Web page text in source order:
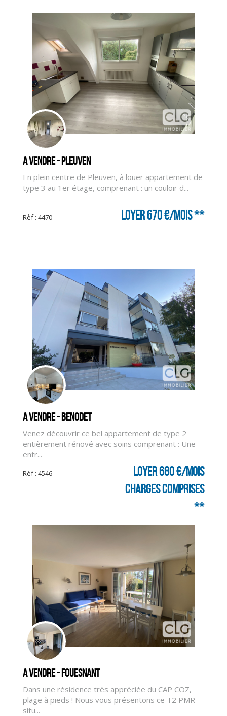
CLIQUER ICI POUR AGRANDIR
CLIQUER ICI POUR AGRANDIR
CLIQUER ICI POUR AGRANDIR
A vendre - PLEUVEN
En plein centre de Pleuven, à louer appartement de
type 3 au 1er étage, comprenant : un couloir d...
Rèf : 4470 Loyer 670 €/mois**
A vendre - BENODET
Venez découvrir ce bel appartement de type 2
entièrement rénové avec soins comprenant : Une
entr...
Rèf : 4546
Loyer 680 €/mois
charges comprises
**
A vendre - FOUESNANT
Dans une résidence très appréciée du CAP COZ,
plage à pieds ! Nous vous présentons ce T2 PMR
situ...